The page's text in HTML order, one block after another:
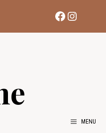
Facebook
MENU